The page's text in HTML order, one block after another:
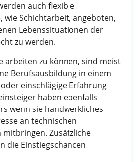
auch flexible
wie Schichtarbeit, angeboten,
Lebenssituationen der
zu werden.
arbeiten zu können, sind meist
Berufsausbildung in einem
einschlägige Erfahrung
haben ebenfalls
wenn sie handwerkliches
an technischen
mitbringen. Zusätzliche
die Einstiegschancen